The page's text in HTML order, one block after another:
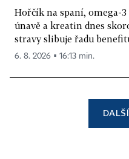
Hořčík na spaní, omega-
únavě a kreatin dnes
stravy slibuje řadu
6. 8. 2026 ▪ 16:13 min.